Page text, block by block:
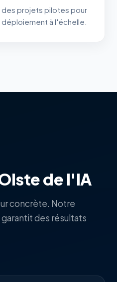
projets pilotes pour
déploiement à l'échelle.
de l'IA
concrète. Notre
des résultats